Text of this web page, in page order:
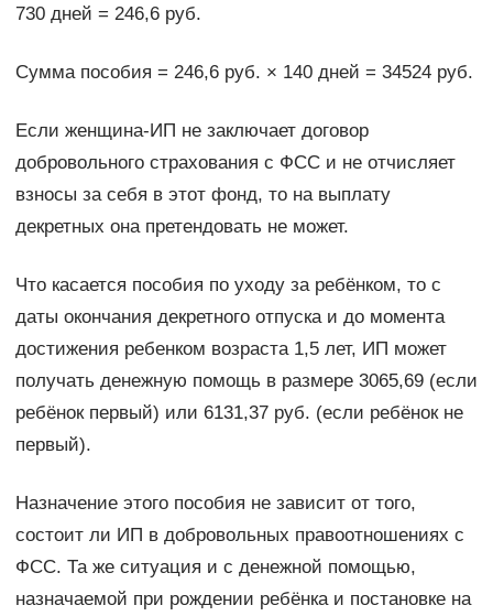
730 дней = 246,6 руб.
Сумма пособия = 246,6 руб. × 140 дней = 34524 руб.
Если женщина-ИП не заключает договор
добровольного страхования с ФСС и не отчисляет
взносы за себя в этот фонд, то на выплату
декретных она претендовать не может.
Что касается пособия по уходу за ребёнком, то с
даты окончания декретного отпуска и до момента
достижения ребенком возраста 1,5 лет, ИП может
получать денежную помощь в размере 3065,69 (если
ребёнок первый) или 6131,37 руб. (если ребёнок не
первый).
Назначение этого пособия не зависит от того,
состоит ли ИП в добровольных правоотношениях с
ФСС. Та же ситуация и с денежной помощью,
назначаемой при рождении ребёнка и постановке на